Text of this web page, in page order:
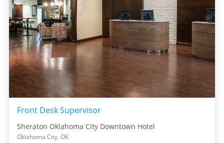
Front Desk Supervisor
Sheraton Oklahoma City Downtown Hotel
Oklahoma City, OK